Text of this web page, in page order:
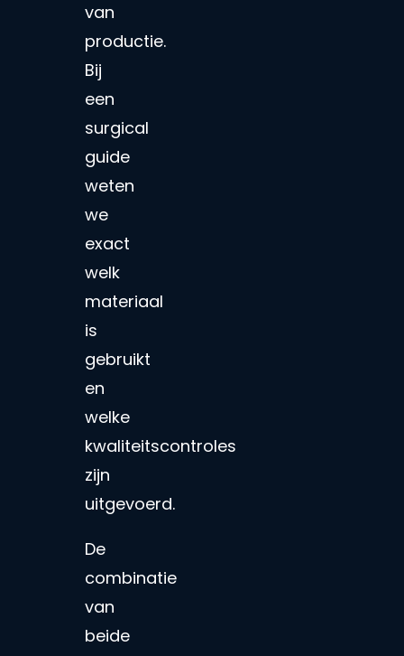
van
productie.
Bij
een
surgical
guide
weten
we
exact
welk
materiaal
is
gebruikt
en
welke
kwaliteitscontroles
zijn
uitgevoerd.
De
combinatie
van
beide